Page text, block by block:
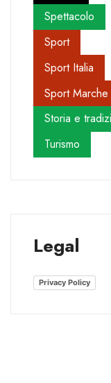
Spettacolo
Sport
Sport Italia
Sport Marche
Storia e
Turismo
Legal
Privacy Policy